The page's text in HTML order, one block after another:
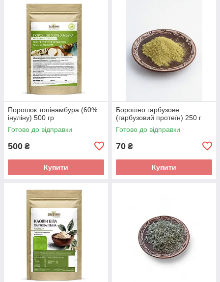
Порошок топінамбура (60%
інуліну) 500 гр
Готово до відправки
500 ₴
Купити
Борошно гарбузове
(гарбузовий протеїн) 250 г
Готово до відправки
70 ₴
Купити